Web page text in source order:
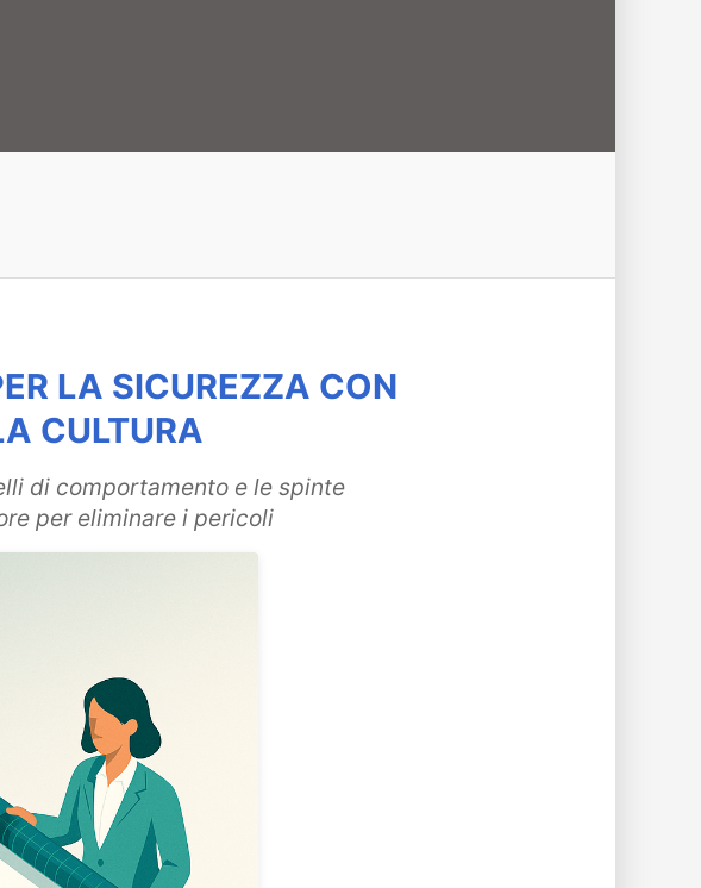
LA SICUREZZA CON
CULTURA
di comportamento e le spinte
per eliminare i pericoli